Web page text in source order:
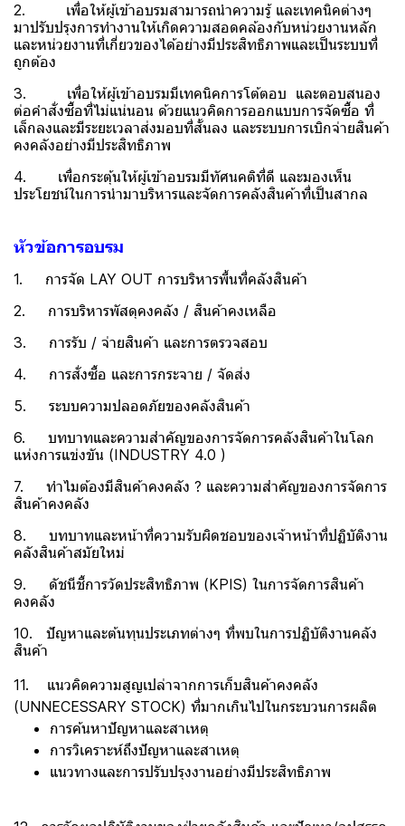
2. เพื่อให้ผู้เข้าอบรมสามารถนำความรู้ และเทคนิคต่างๆ
มาปรับปรุงการทำงานให้เกิดความสอดคล้องกับหน่วยงานหลัก
และหน่วยงานที่เกี่ยวของได้อย่างมีประสิทธิภาพและเป็นระบบที่
ถูกต้อง
3. เพื่อให้ผู้เข้าอบรมมีเทคนิคการโต้ตอบ และตอบสนอง
ต่อคำสั่งซื้อที่ไม่แน่นอน ด้วยแนวคิดการออกแบบการจัดซื้อ ที่
เล็กลงและมีระยะเวลาส่งมอบที่สั้นลง และระบบการเบิกจ่ายสินค้า
คงคลังอย่างมีประสิทธิภาพ
4. เพื่อกระตุ้นให้ผู้เข้าอบรมมีทัศนคติที่ดี และมองเห็น
ประโยชน์ในการนำมาบริหารและจัดการคลังสินค้าที่เป็นสากล
หัวข้อการอบรม
1. การจัด LAY OUT การบริหารพื้นที่คลังสินค้า
2. การบริหารพัสดุคงคลัง / สินค้าคงเหลือ
3. การรับ / จ่ายสินค้า และการตรวจสอบ
4. การสั่งซื้อ และการกระจาย / จัดส่ง
5. ระบบความปลอดภัยของคลังสินค้า
6. บทบาทและความสำคัญของการจัดการคลังสินค้าในโลก
แห่งการแข่งขัน (INDUSTRY 4.0 )
7. ทำไมต้องมีสินค้าคงคลัง ? และความสำคัญของการจัดการ
สินค้าคงคลัง
8. บทบาทและหน้าที่ความรับผิดชอบของเจ้าหน้าที่ปฏิบัติงาน
คลังสินค้าสมัยใหม่
9. ดัชนีชี้การวัดประสิทธิภาพ (KPIS) ในการจัดการสินค้า
คงคลัง
10. ปัญหาและต้นทุนประเภทต่างๆ ที่พบในการปฏิบัติงานคลัง
สินค้า
11. แนวคิดความสูญเปล่าจากการเก็บสินค้าคงคลัง
(UNNECESSARY STOCK) ที่มากเกินไปในกระบวนการผลิต
การค้นหาปัญหาและสาเหตุ
การวิเคราะห์ถึงปัญหาและสาเหตุ
แนวทางและการปรับปรุงงานอย่างมีประสิทธิภาพ